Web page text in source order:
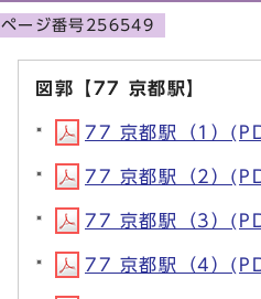
ページ番号256549
図郭【77 京都駅】
77 京都駅（1）
77 京都駅（2）
77 京都駅（3）
77 京都駅（4）